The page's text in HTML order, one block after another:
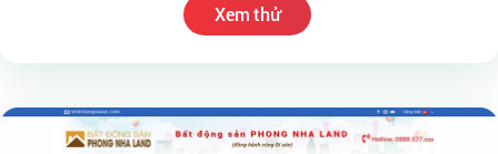
Xem thử